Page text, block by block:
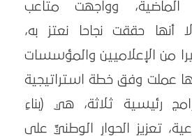
الماضية، وواجهت متاعب
أنها حققت نجاحا نعتز به،
من الإعلاميين والمؤسسات
أنها عملت وفق خطة استراتيجية
رئيسية ثلاثة، هي (بناءِ
تعزيزِ الحوارِ الوطنيِّ على